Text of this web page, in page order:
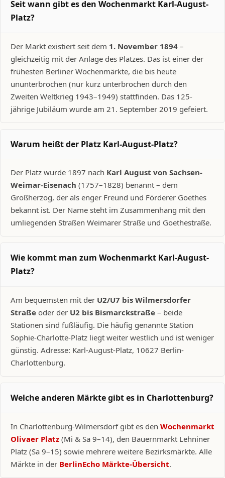
Seit wann gibt es den Wochenmarkt Karl-August-
Platz?
Der Markt existiert seit dem 1. November 1894 –
gleichzeitig mit der Anlage des Platzes. Das ist einer der
frühesten Berliner Wochenmärkte, die bis heute
ununterbrochen (nur kurz unterbrochen durch den
Zweiten Weltkrieg 1943–1949) stattfinden. Das 125-
jährige Jubiläum wurde am 21. September 2019 gefeiert.
Warum heißt der Platz Karl-August-Platz?
Der Platz wurde 1897 nach Karl August von Sachsen-
Weimar-Eisenach (1757–1828) benannt – dem
Großherzog, der als enger Freund und Förderer Goethes
bekannt ist. Der Name steht im Zusammenhang mit den
umliegenden Straßen Weimarer Straße und Goethestraße.
Wie kommt man zum Wochenmarkt Karl-August-
Platz?
Am bequemsten mit der U2/U7 bis Wilmersdorfer
Straße oder der U2 bis Bismarckstraße – beide
Stationen sind fußläufig. Die häufig genannte Station
Sophie-Charlotte-Platz liegt weiter westlich und ist weniger
günstig. Adresse: Karl-August-Platz, 10627 Berlin-
Charlottenburg.
Welche anderen Märkte gibt es in Charlottenburg?
In Charlottenburg-Wilmersdorf gibt es den Wochenmarkt
Olivaer Platz (Mi & Sa 9–14), den Bauernmarkt Lehniner
Platz (Sa 9–15) sowie mehrere weitere Bezirksmärkte. Alle
Märkte in der BerlinEcho Märkte-Übersicht.